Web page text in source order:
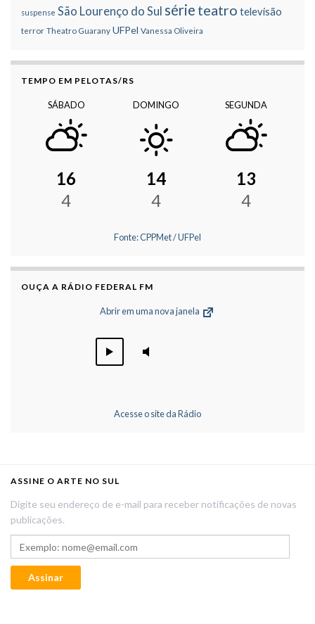
suspense São Lourenço do Sul série teatro televisão
terror Theatro Guarany UFPel Vanessa Oliveira
TEMPO EM PELOTAS/RS
SÁBADO
16
4
DOMINGO
14
4
SEGUNDA
13
4
Fonte: CPPMet / UFPel
OUÇA A RÁDIO FEDERAL FM
Abrir em uma nova janela
Acesse o site da Rádio
ASSINE O ARTE NO SUL
Digite seu endereço de e-mail para receber notificações de novas
publicações.
Exemplo: nome@email.com
Assinar